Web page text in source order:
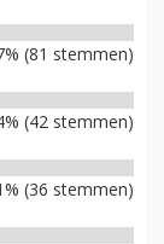
(81 stemmen)
(42 stemmen)
(36 stemmen)